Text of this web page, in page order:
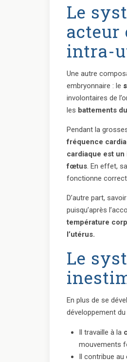
Le
acteur
intra-
Une autre
embryonnaire : le
involontaires de
les battements
Pendant la
fréquence
cardiaque est
fœtus. En effet,
fonctionne
D’autre part,
puisqu’après
température
l’utérus.
Le
En plus de se
développement
Il travaille à la
mouvements
Il contribue au